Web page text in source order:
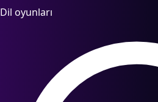
Dil oyunları